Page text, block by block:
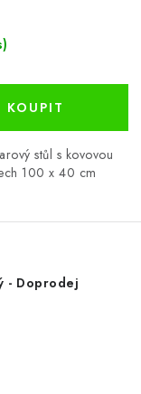
stůl s kovovou
100 x 40 cm
- Doprodej